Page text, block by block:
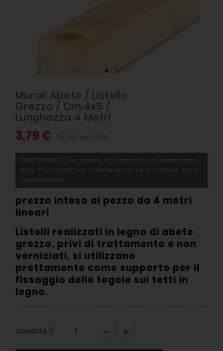
Murali Abete / Listello
Grezzo / Cm.4x5 /
Lunghezza 4 Metri
3,79 € TASSE INCLUSE
DISPONIBILE / le spese di trasporto ti sembrano
alte ? contattaci, valuteremo se possibile farti
risparmiare
prezzo inteso al pezzo da 4 metri
lineari
Listelli realizzati in legno di abete
grezzo, privi di trattamento e non
verniciati, si utilizzano
prettamente come supporto per il
fissaggio delle tegole sui tetti in
legno.
QUANTITÀ ()